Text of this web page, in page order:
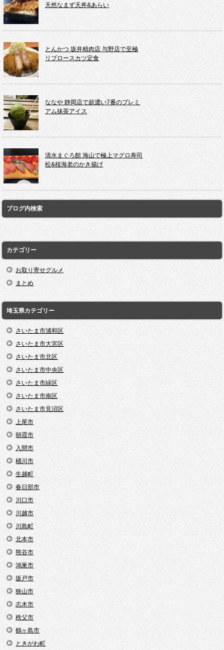
天然なまず天丼&あらい
とんかつ 坂井精肉店 与野店で至極
リブロースカツ定食
ななや 静岡店で超濃い7番のプレミ
アム抹茶アイス
清水まぐろ館 海山で極上マグロ寿司
松&桜海老のかき揚げ
ブログ内検索
カテゴリー
お取り寄せグルメ
まとめ
埼玉県カテゴリー
さいたま市浦和区
さいたま市大宮区
さいたま市北区
さいたま市中央区
さいたま市緑区
さいたま市南区
さいたま市見沼区
上尾市
朝霞市
入間市
桶川市
生越町
春日部市
川口市
川越市
川島町
北本市
熊谷市
鴻巣市
坂戸市
狭山市
志木市
秩父市
鶴ヶ島市
ときがわ町